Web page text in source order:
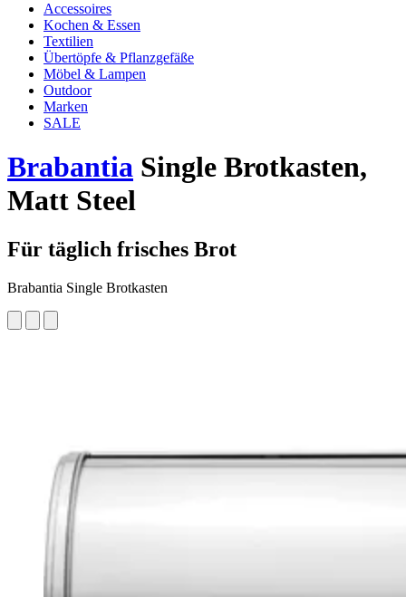
Accessoires
Kochen & Essen
Textilien
Übertöpfe & Pflanzgefäße
Möbel & Lampen
Outdoor
Marken
SALE
Brabantia Single Brotkasten,
Matt Steel
Für täglich frisches Brot
Brabantia Single Brotkasten